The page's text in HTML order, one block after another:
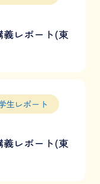
レポート(東
生レポート
レポート(東